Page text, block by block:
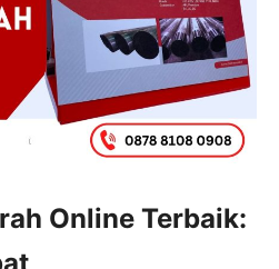
Online Terbaik: